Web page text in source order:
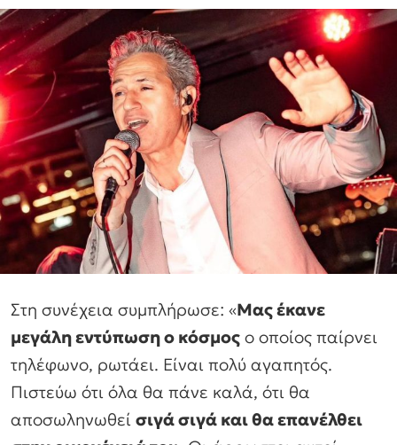
Στη συνέχεια συμπλήρωσε: «Μας έκανε
μεγάλη εντύπωση ο κόσμος ο οποίος παίρνει
τηλέφωνο, ρωτάει. Είναι πολύ αγαπητός.
Πιστεύω ότι όλα θα πάνε καλά, ότι θα
αποσωληνωθεί σιγά σιγά και θα επανέλθει